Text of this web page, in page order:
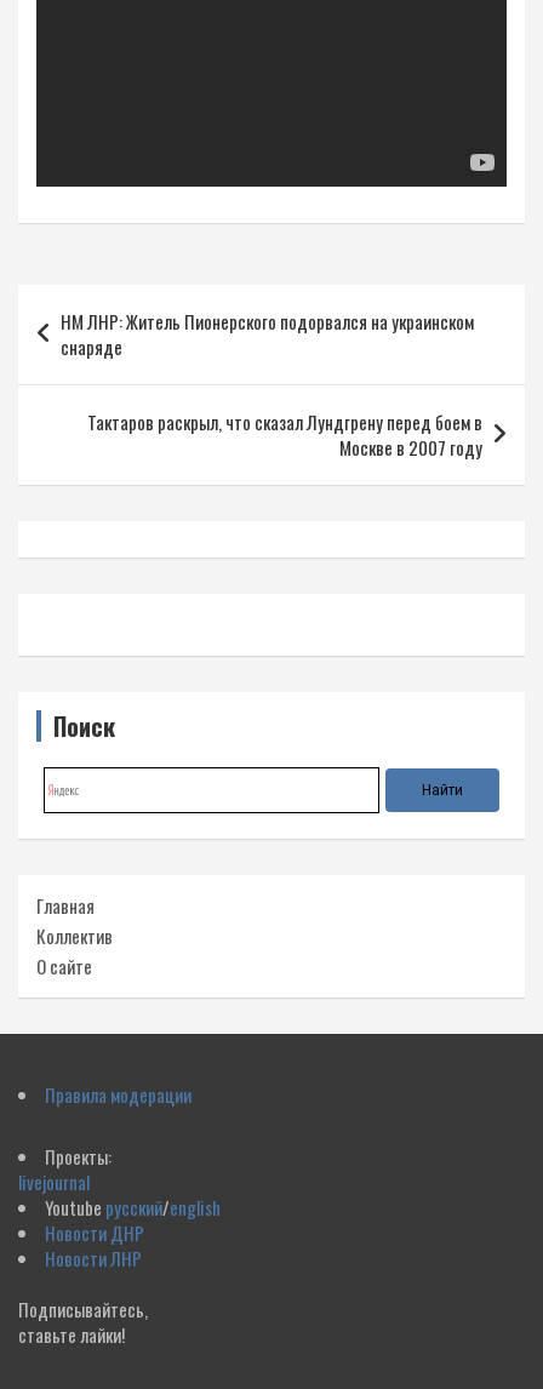
по
записям
НМ ЛНР: Житель Пионерского подорвался на украинском
снаряде
Тактаров раскрыл, что сказал Лундгрену перед боем в
Москве в 2007 году
Поиск
Главная
Коллектив
О сайте
Правила модерации
Проекты:
livejournal
Youtube русский/english
Новости ДНР
Новости ЛНР
Подписывайтесь,
ставьте лайки!